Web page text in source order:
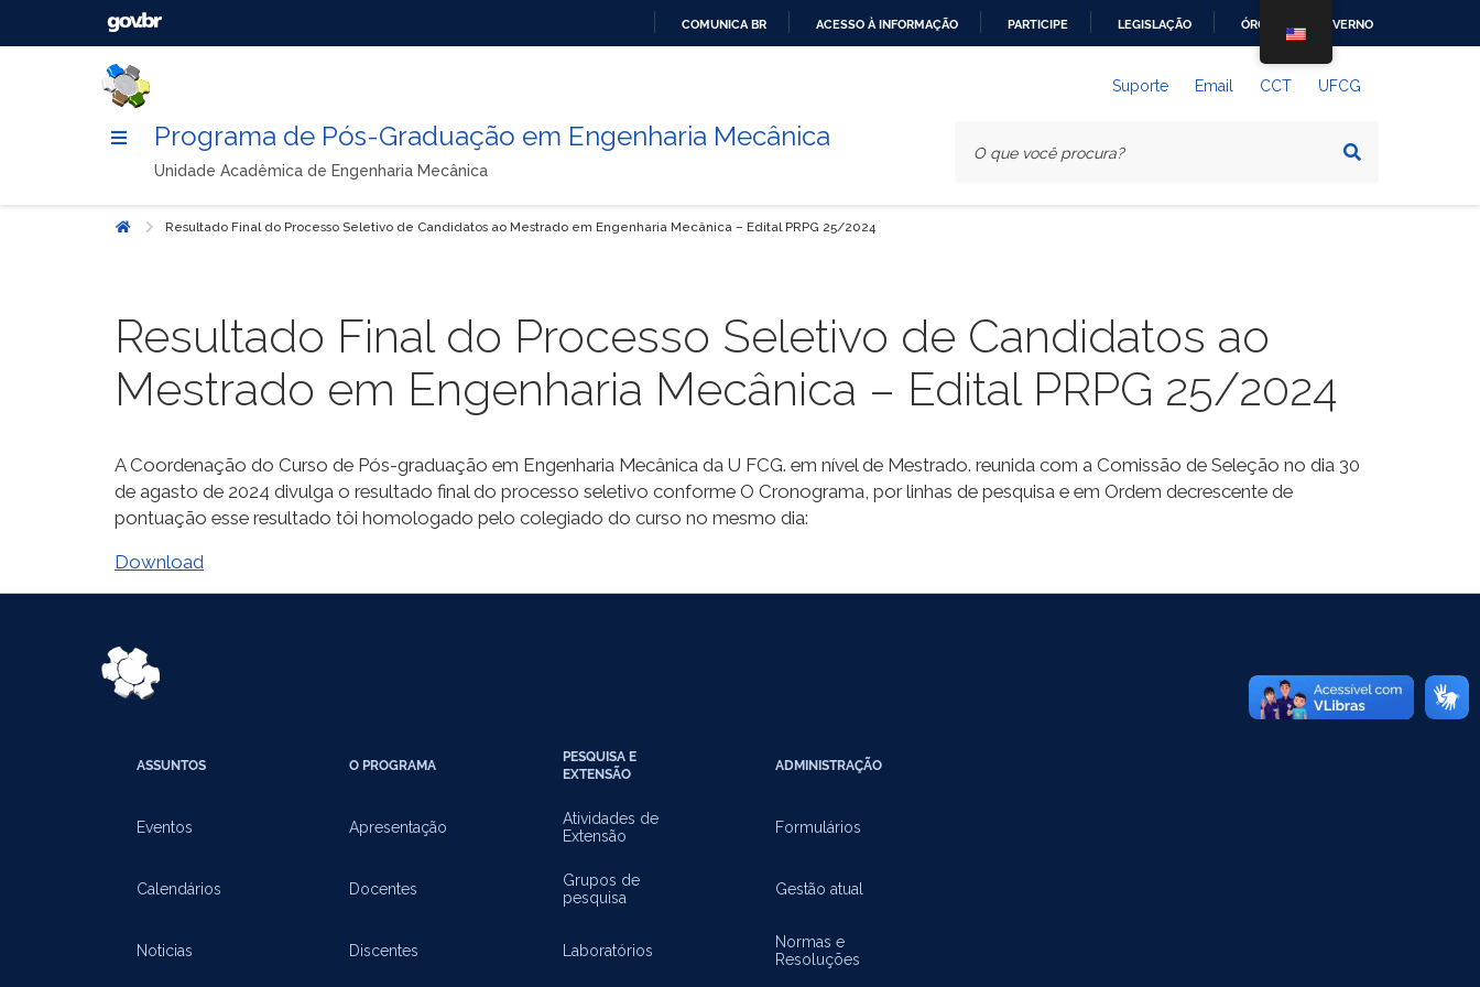
CONTEÚDO
COMUNICA BR ACESSO À INFORMAÇÃO PARTICIPE LEGISLAÇÃO ÓRGÃOS DO GOVERNO
Suporte Email CCT UFCG
Programa de Pós-Graduação em Engenharia Mecânica
Unidade Acadêmica de Engenharia Mecânica
Início Resultado Final do Processo Seletivo de Candidatos ao Mestrado em Engenharia Mecânica – Edital PRPG 25/2024
Resultado Final do Processo Seletivo de Candidatos ao
Mestrado em Engenharia Mecânica – Edital PRPG 25/2024
A Coordenação do Curso de Pós-graduação em Engenharia Mecânica da U FCG. em nível de Mestrado. reunida com a Comissão de Seleção no dia 30
de agasto de 2024 divulga o resultado final do processo seletivo conforme O Cronograma, por linhas de pesquisa e em Ordem decrescente de
pontuação esse resultado tôi homologado pelo colegiado do curso no mesmo dia:
Download
ASSUNTOS
Eventos
Calendários
Noticias
O PROGRAMA
Apresentação
Docentes
Discentes
PESQUISA E
EXTENSÃO
Atividades de
Extensão
Grupos de
pesquisa
Laboratórios
ADMINISTRAÇÃO
Formulários
Gestão atual
Normas e
Resoluções